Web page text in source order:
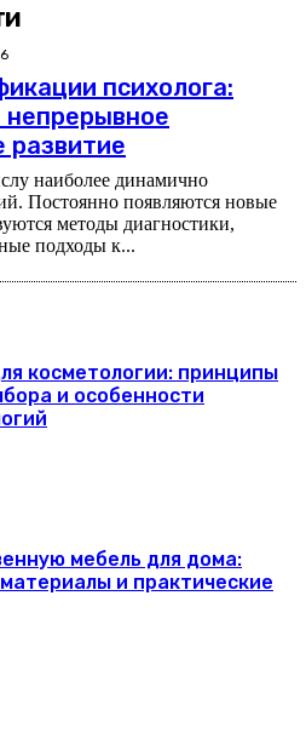
психолога:
развитие
наиболее динамично
Постоянно появляются новые
методы диагностики,
подходы к...
косметологии: принципы
и особенности
мебель для дома:
и практические